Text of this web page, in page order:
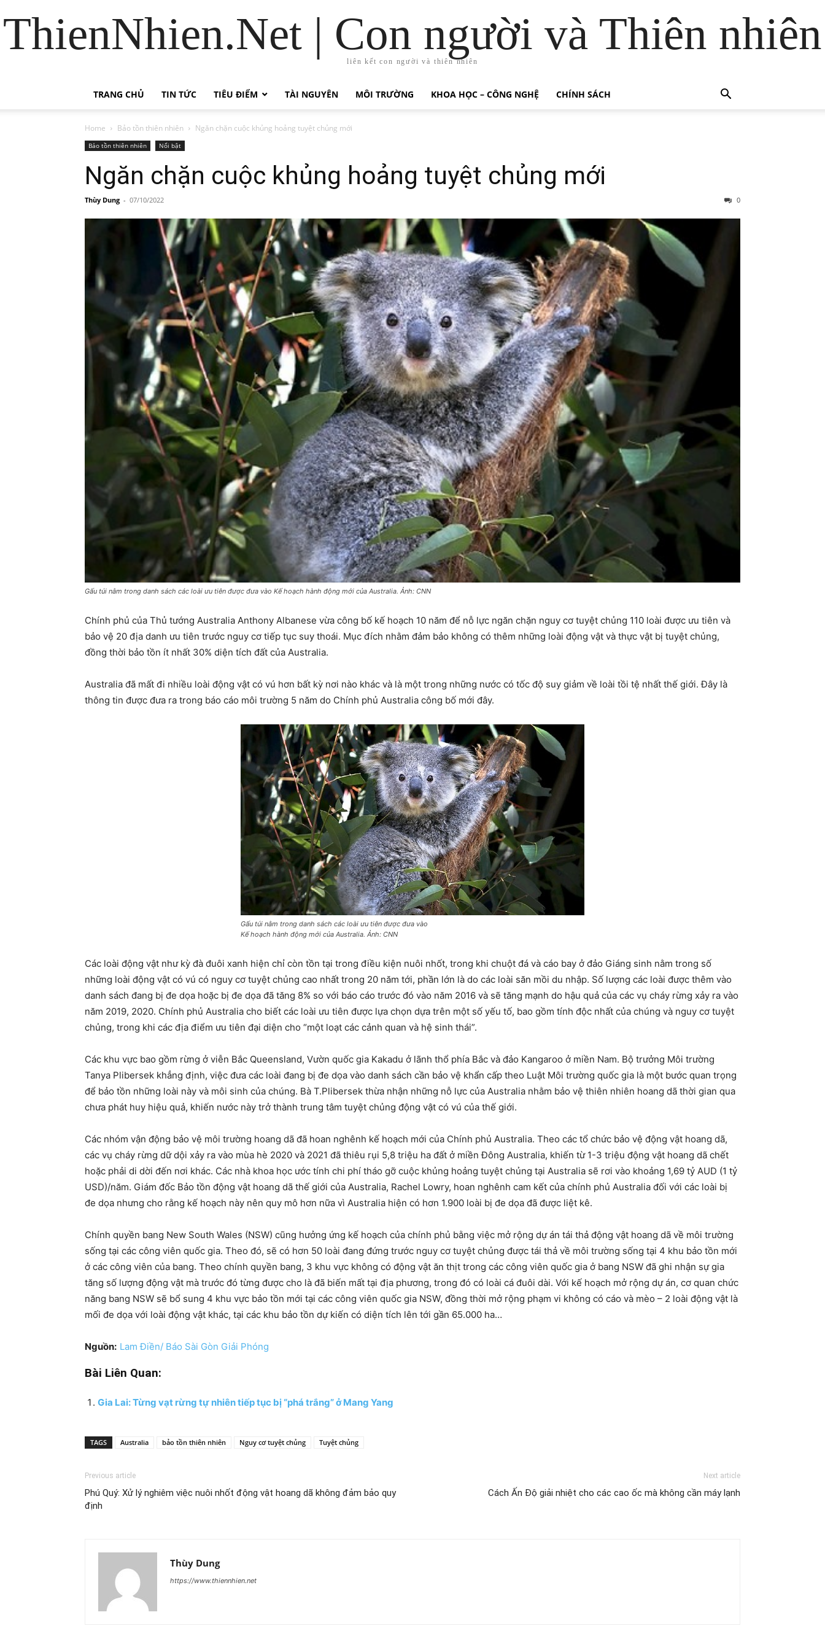
ThienNhien.Net | Con người và Thiên nhiên
liên kết con người và thiên nhiên
TRANG CHỦ TIN TỨC TIÊU ĐIỂM TÀI NGUYÊN MÔI TRƯỜNG KHOA HỌC – CÔNG NGHỆ CHÍNH SÁCH
Home Bảo tồn thiên nhiên Ngăn chặn cuộc khủng hoảng tuyệt chủng mới
Bảo tồn thiên nhiên Nổi bật
Ngăn chặn cuộc khủng hoảng tuyệt chủng mới
Thùy Dung - 07/10/2022 0
Gấu túi nằm trong danh sách các loài ưu tiên được đưa vào Kế hoạch hành động mới của Australia. Ảnh: CNN
Chính phủ của Thủ tướng Australia Anthony Albanese vừa công bố kế hoạch 10 năm để nỗ lực ngăn chặn nguy cơ tuyệt chủng 110 loài được ưu tiên và
bảo vệ 20 địa danh ưu tiên trước nguy cơ tiếp tục suy thoái. Mục đích nhằm đảm bảo không có thêm những loài động vật và thực vật bị tuyệt chủng,
đồng thời bảo tồn ít nhất 30% diện tích đất của Australia.
Australia đã mất đi nhiều loài động vật có vú hơn bất kỳ nơi nào khác và là một trong những nước có tốc độ suy giảm về loài tồi tệ nhất thế giới. Đây là
thông tin được đưa ra trong báo cáo môi trường 5 năm do Chính phủ Australia công bố mới đây.
Gấu túi nằm trong danh sách các loài ưu tiên được đưa vào
Kế hoạch hành động mới của Australia. Ảnh: CNN
Các loài động vật như kỳ đà đuôi xanh hiện chỉ còn tồn tại trong điều kiện nuôi nhốt, trong khi chuột đá và cáo bay ở đảo Giáng sinh nằm trong số
những loài động vật có vú có nguy cơ tuyệt chủng cao nhất trong 20 năm tới, phần lớn là do các loài săn mồi du nhập. Số lượng các loài được thêm vào
danh sách đang bị đe dọa hoặc bị đe dọa đã tăng 8% so với báo cáo trước đó vào năm 2016 và sẽ tăng mạnh do hậu quả của các vụ cháy rừng xảy ra vào
năm 2019, 2020. Chính phủ Australia cho biết các loài ưu tiên được lựa chọn dựa trên một số yếu tố, bao gồm tính độc nhất của chúng và nguy cơ tuyệt
chủng, trong khi các địa điểm ưu tiên đại diện cho “một loạt các cảnh quan và hệ sinh thái”.
Các khu vực bao gồm rừng ở viễn Bắc Queensland, Vườn quốc gia Kakadu ở lãnh thổ phía Bắc và đảo Kangaroo ở miền Nam. Bộ trưởng Môi trường
Tanya Plibersek khẳng định, việc đưa các loài đang bị đe dọa vào danh sách cần bảo vệ khẩn cấp theo Luật Môi trường quốc gia là một bước quan trọng
để bảo tồn những loài này và môi sinh của chúng. Bà T.Plibersek thừa nhận những nỗ lực của Australia nhằm bảo vệ thiên nhiên hoang dã thời gian qua
chưa phát huy hiệu quả, khiến nước này trở thành trung tâm tuyệt chủng động vật có vú của thế giới.
Các nhóm vận động bảo vệ môi trường hoang dã đã hoan nghênh kế hoạch mới của Chính phủ Australia. Theo các tổ chức bảo vệ động vật hoang dã,
các vụ cháy rừng dữ dội xảy ra vào mùa hè 2020 và 2021 đã thiêu rụi 5,8 triệu ha đất ở miền Đông Australia, khiến từ 1-3 triệu động vật hoang dã chết
hoặc phải di dời đến nơi khác. Các nhà khoa học ước tính chi phí tháo gỡ cuộc khủng hoảng tuyệt chủng tại Australia sẽ rơi vào khoảng 1,69 tỷ AUD (1 tỷ
USD)/năm. Giám đốc Bảo tồn động vật hoang dã thế giới của Australia, Rachel Lowry, hoan nghênh cam kết của chính phủ Australia đối với các loài bị
đe dọa nhưng cho rằng kế hoạch này nên quy mô hơn nữa vì Australia hiện có hơn 1.900 loài bị đe dọa đã được liệt kê.
Chính quyền bang New South Wales (NSW) cũng hưởng ứng kế hoạch của chính phủ bằng việc mở rộng dự án tái thả động vật hoang dã về môi trường
sống tại các công viên quốc gia. Theo đó, sẽ có hơn 50 loài đang đứng trước nguy cơ tuyệt chủng được tái thả về môi trường sống tại 4 khu bảo tồn mới
ở các công viên của bang. Theo chính quyền bang, 3 khu vực không có động vật ăn thịt trong các công viên quốc gia ở bang NSW đã ghi nhận sự gia
tăng số lượng động vật mà trước đó từng được cho là đã biến mất tại địa phương, trong đó có loài cá đuôi dài. Với kế hoạch mở rộng dự án, cơ quan chức
năng bang NSW sẽ bổ sung 4 khu vực bảo tồn mới tại các công viên quốc gia NSW, đồng thời mở rộng phạm vi không có cáo và mèo – 2 loài động vật là
mối đe dọa với loài động vật khác, tại các khu bảo tồn dự kiến có diện tích lên tới gần 65.000 ha…
Nguồn: Lam Điền/ Báo Sài Gòn Giải Phóng
Bài Liên Quan:
Gia Lai: Từng vạt rừng tự nhiên tiếp tục bị “phá trắng” ở Mang Yang
TAGS Australia bảo tồn thiên nhiên Nguy cơ tuyệt chủng Tuyệt chủng
Previous article
Phú Quý: Xử lý nghiêm việc nuôi nhốt động vật hoang dã không đảm bảo quy
định
Next article
Cách Ấn Độ giải nhiệt cho các cao ốc mà không cần máy lạnh
Thùy Dung
https://www.thiennhien.net